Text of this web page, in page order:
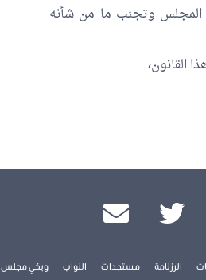
المجلس وتجنب ما من شأنه
القانون،
الرزنامة مستجدات النواب ويكي مجلس